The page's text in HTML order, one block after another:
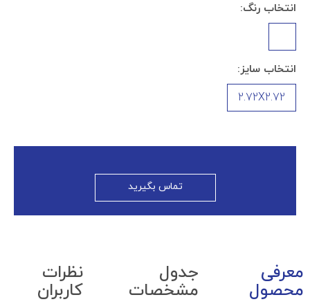
انتخاب رنگ:
انتخاب سایز:
2.72X2.72
تماس بگیرید
معرفی
محصول
جدول
مشخصات
نظرات
کاربران